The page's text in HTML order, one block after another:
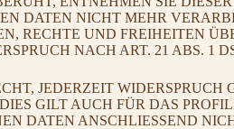
DATEN NICHT MEHR
RECHTE UND FREIHEITEN
NACH ART. 21 ABS. 1
JEDERZEIT WIDERSPRUCH
GILT AUCH FÜR DAS
DATEN ANSCHLIESSEND